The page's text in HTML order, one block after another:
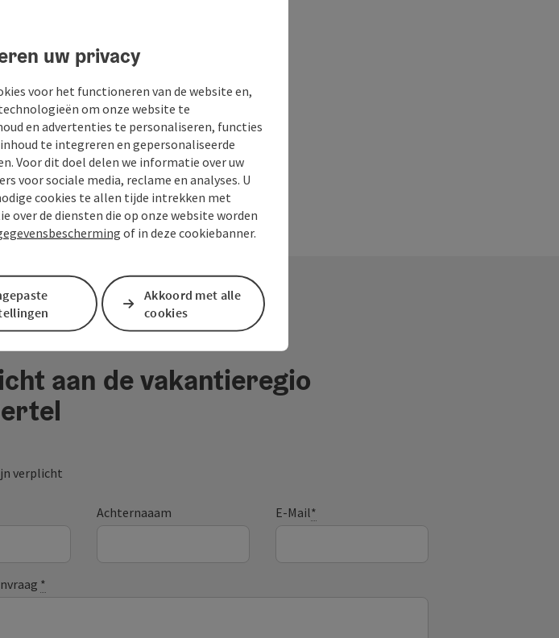
Bijdrage printen In de buurt
aan de vakantieregio
verplicht
Achternaaam E-Mail*
*
uw privacy
voor het functioneren van de website en,
om onze website te
en advertenties te personaliseren, functies
te integreren en gepersonaliseerde
Voor dit doel delen we informatie over uw
voor sociale media, reclame en analyses. U
cookies te allen tijde intrekken met
de diensten die op onze website worden
of in deze cookiebanner.
Akkoord met alle
cookies